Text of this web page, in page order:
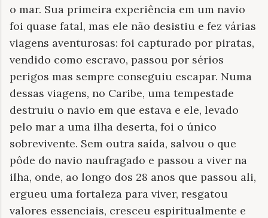
o mar. Sua primeira experiência em um navio
foi quase fatal, mas ele não desistiu e fez várias
viagens aventurosas: foi capturado por piratas,
vendido como escravo, passou por sérios
perigos mas sempre conseguiu escapar. Numa
dessas viagens, no Caribe, uma tempestade
destruiu o navio em que estava e ele, levado
pelo mar a uma ilha deserta, foi o único
sobrevivente. Sem outra saída, salvou o que
pôde do navio naufragado e passou a viver na
ilha, onde, ao longo dos 28 anos que passou ali,
ergueu uma fortaleza para viver, resgatou
valores essenciais, cresceu espiritualmente e